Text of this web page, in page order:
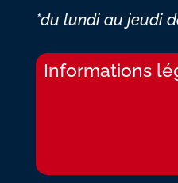
*du lundi au jeudi
Informations